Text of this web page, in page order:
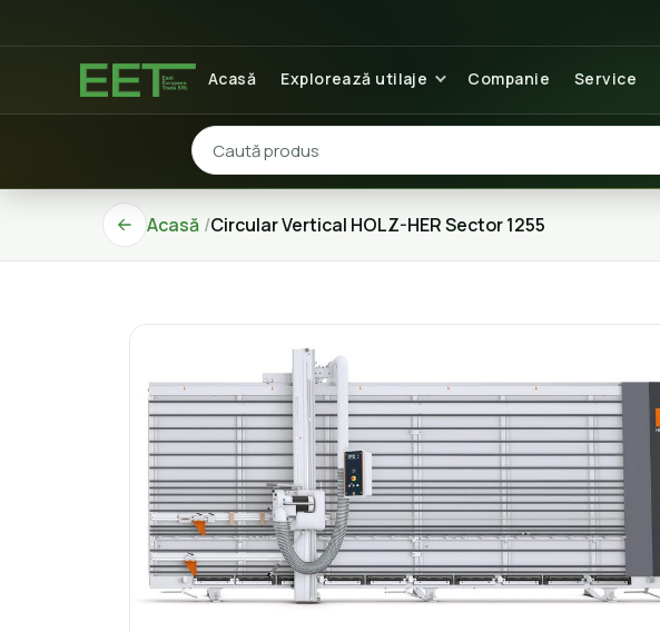
Acasă Explorează utilaje Companie Service
Acasă Circular Vertical HOLZ-HER Sector 1255